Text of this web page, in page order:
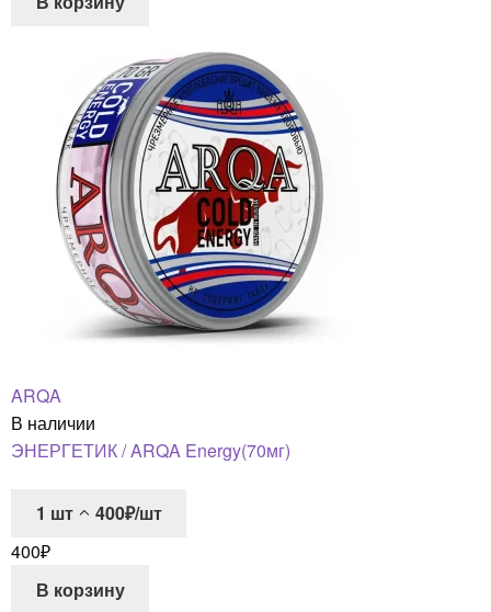
ARQA
В наличии
ЭНЕРГЕТИК / ARQA Energy(70мг)
1 шт
400₽/шт
400₽
В корзину